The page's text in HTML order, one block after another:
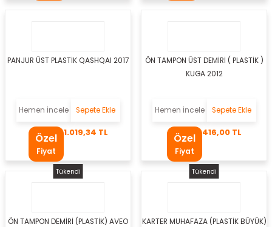
Motoru
PANJUR ÜST PLASTİK QASHQAI 2017
Hemen İncele Sepete Ekle
Özel
Fiyat
1.019,34 TL
ÖN TAMPON ÜST DEMİRİ ( PLASTİK )
KUGA 2012
Hemen İncele Sepete Ekle
Özel
Fiyat
416,00 TL
Tükendi
ÖN TAMPON DEMİRİ (PLASTİK) AVEO
Tükendi
KARTER MUHAFAZA (PLASTİK BÜYÜK)